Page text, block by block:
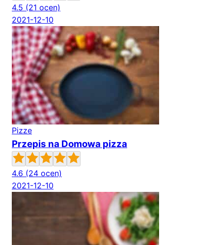
4.5 (21 ocen)
2021-12-10
Pizze
Przepis na Domowa pizza
4.6 (24 ocen)
2021-12-10